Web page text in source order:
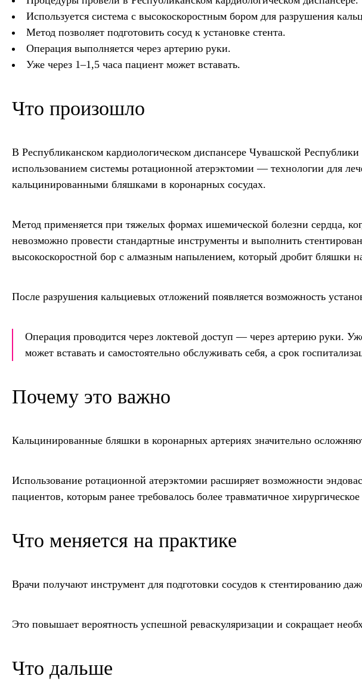
Используется система с высокоскоростным бором для разрушения
Метод позволяет подготовить сосуд к установке стента.
Операция выполняется через артерию руки.
Уже через 1–1,5 часа пациент может вставать.
Что произошло
В Республиканском кардиологическом диспансере Чувашской
использованием системы ротационной атерэктомии — технологии для
кальцинированными бляшками в коронарных сосудах.
Метод применяется при тяжелых формах ишемической болезни сердца,
невозможно провести стандартные инструменты и выполнить
высокоскоростной бор с алмазным напылением, который дробит бляшки
После разрушения кальциевых отложений появляется возможность
Операция проводится через локтевой доступ — через артерию руки.
может вставать и самостоятельно обслуживать себя, а срок
Почему это важно
Кальцинированные бляшки в коронарных артериях значительно
Использование ротационной атерэктомии расширяет возможности
пациентов, которым ранее требовалось более травматичное
Что меняется на практике
Врачи получают инструмент для подготовки сосудов к стентированию
Это повышает вероятность успешной реваскуляризации и сокращает
Что дальше